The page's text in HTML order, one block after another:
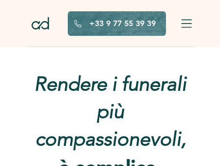
+33 9 77 55 39 39
Rendere i funerali
più
compassionevoli,